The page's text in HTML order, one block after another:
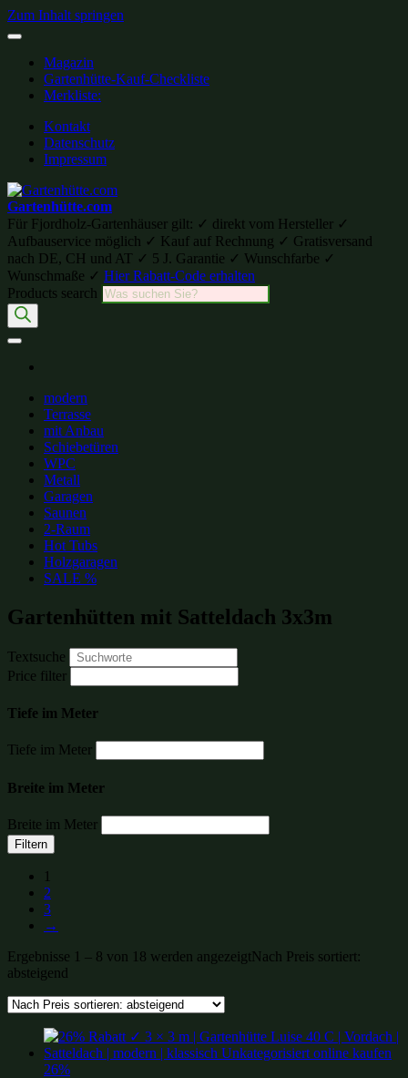
Zum Inhalt springen
Magazin
Gartenhütte-Kauf-Checkliste
Merkliste:
Kontakt
Datenschutz
Impressum
Gartenhütte.com
Für Fjordholz-Gartenhäuser gilt: ✓ direkt vom Hersteller ✓
Aufbauservice möglich ✓ Kauf auf Rechnung ✓ Gratisversand
nach DE, CH und AT ✓ 5 J. Garantie ✓ Wunschfarbe ✓
Wunschmaße ✓ Hier Rabatt-Code erhalten
Products search
modern
Terrasse
mit Anbau
Schiebetüren
WPC
Metall
Garagen
Saunen
2-Raum
Hot Tubs
Holzgaragen
SALE %
Gartenhütten mit Satteldach 3x3m
Textsuche
Price filter
Tiefe im Meter
Tiefe im Meter
Breite im Meter
Breite im Meter
Filtern
1
2
3
→
Ergebnisse 1 – 8 von 18 werden angezeigtNach Preis sortiert:
absteigend
26%